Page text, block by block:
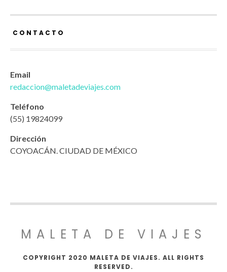
CONTACTO
Email
redaccion@maletadeviajes.com
Teléfono
(55) 19824099
Dirección
COYOACÁN. CIUDAD DE MÉXICO
MALETA DE VIAJES
COPYRIGHT 2020 MALETA DE VIAJES. ALL RIGHTS
RESERVED.